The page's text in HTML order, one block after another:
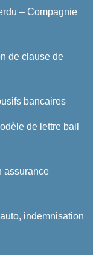
– Compagnie
de clause de
bancaires
de lettre bail
assurance
indemnisation